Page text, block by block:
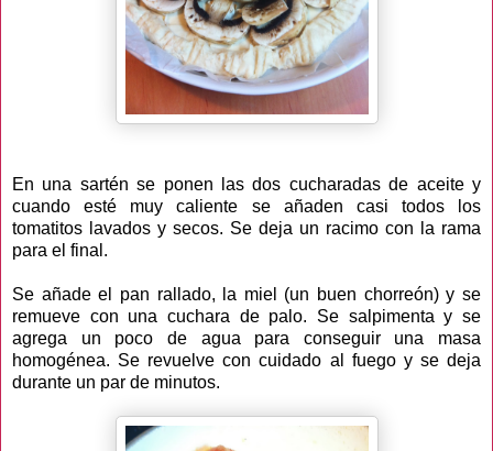
En una sartén se ponen las dos cucharadas de aceite y
cuando esté muy caliente se añaden casi todos los
tomatitos lavados y secos. Se deja un racimo con la rama
para el final.
Se añade el pan rallado, la miel (un buen chorreón) y se
remueve con una cuchara de palo. Se salpimenta y se
agrega un poco de agua para conseguir una masa
homogénea. Se revuelve con cuidado al fuego y se deja
durante un par de minutos.